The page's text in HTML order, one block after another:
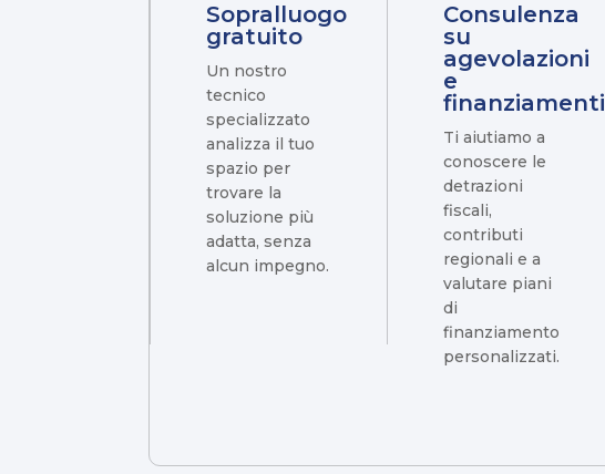
Sopralluogo
gratuito
Un nostro
tecnico
specializzato
analizza il tuo
spazio per
trovare la
soluzione più
adatta, senza
alcun impegno.
Consulenza
su
agevolazioni
e
finanziamenti
Ti aiutiamo a
conoscere le
detrazioni
fiscali,
contributi
regionali e a
valutare piani
di
finanziamento
personalizzati.